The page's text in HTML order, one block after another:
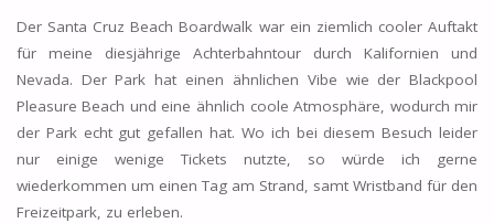
Der Santa Cruz Beach Boardwalk war ein ziemlich cooler Auftakt
für meine diesjährige Achterbahntour durch Kalifornien und
Nevada. Der Park hat einen ähnlichen Vibe wie der Blackpool
Pleasure Beach und eine ähnlich coole Atmosphäre, wodurch mir
der Park echt gut gefallen hat. Wo ich bei diesem Besuch leider
nur einige wenige Tickets nutzte, so würde ich gerne
wiederkommen um einen Tag am Strand, samt Wristband für den
Freizeitpark, zu erleben.